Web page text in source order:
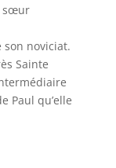
sœur
noviciat.
Sainte
Paul qu’elle